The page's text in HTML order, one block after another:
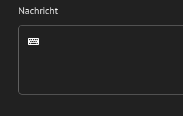
Nachricht